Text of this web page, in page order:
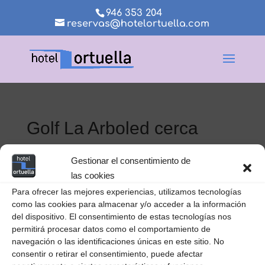
Gestionar el consentimiento de
las cookies
Para ofrecer las mejores experiencias, utilizamos tecnologías
como las cookies para almacenar y/o acceder a la información
del dispositivo. El consentimiento de estas tecnologías nos
permitirá procesar datos como el comportamiento de
navegación o las identificaciones únicas en este sitio. No
consentir o retirar el consentimiento, puede afectar
946 353 204
reservas@hotelortuella.com
Golf La Arboled cerca
Hotel Ortuella 2